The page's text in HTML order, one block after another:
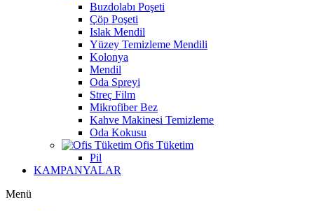
Buzdolabı Poşeti
Çöp Poşeti
Islak Mendil
Yüzey Temizleme Mendili
Kolonya
Mendil
Oda Spreyi
Streç Film
Mikrofiber Bez
Kahve Makinesi Temizleme
Oda Kokusu
Ofis Tüketim
Pil
KAMPANYALAR
Menü